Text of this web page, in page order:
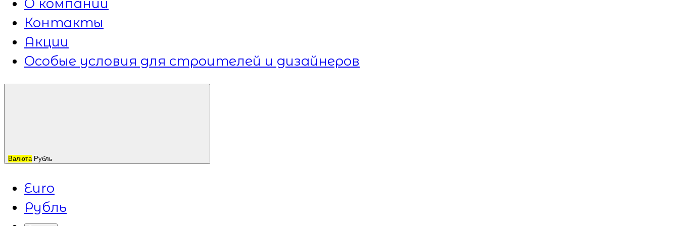
О компании
Контакты
Акции
Особые условия для строителей и дизайнеров
Валюта Рубль
Euro
Рубль